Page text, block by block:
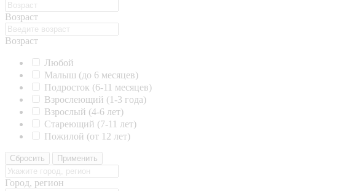
Возраст
Возраст
Любой
Малыш (до 6 месяцев)
Подросток (6-11 месяцев)
Взрослеющий (1-3 года)
Взрослый (4-6 лет)
Стареющий (7-11 лет)
Пожилой (от 12 лет)
Сбросить Применить
Город, регион